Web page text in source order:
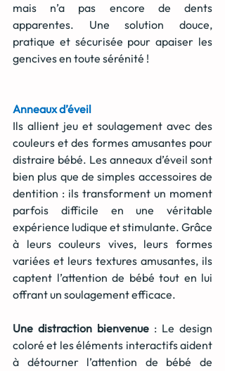
mais n’a pas encore de dents
apparentes. Une solution douce,
pratique et sécurisée pour apaiser les
gencives en toute sérénité !
Anneaux d’éveil
Ils allient jeu et soulagement avec des
couleurs et des formes amusantes pour
distraire bébé. Les anneaux d’éveil sont
bien plus que de simples accessoires de
dentition : ils transforment un moment
parfois difficile en une véritable
expérience ludique et stimulante. Grâce
à leurs couleurs vives, leurs formes
variées et leurs textures amusantes, ils
captent l’attention de bébé tout en lui
offrant un soulagement efficace.
Une distraction bienvenue : Le design
coloré et les éléments interactifs aident
à détourner l’attention de bébé de